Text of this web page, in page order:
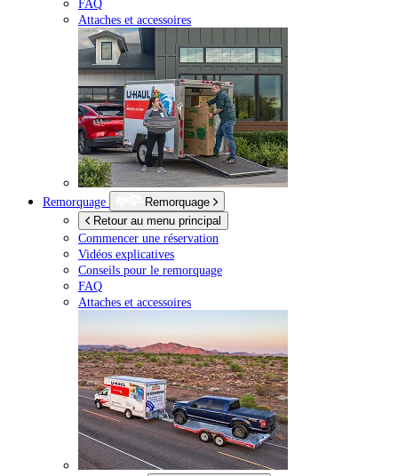
FAQ
Attaches et accessoires
Remorquage
Remorquage
Retour au menu principal
Commencer une réservation
Vidéos explicatives
Conseils pour le remorquage
FAQ
Attaches et accessoires